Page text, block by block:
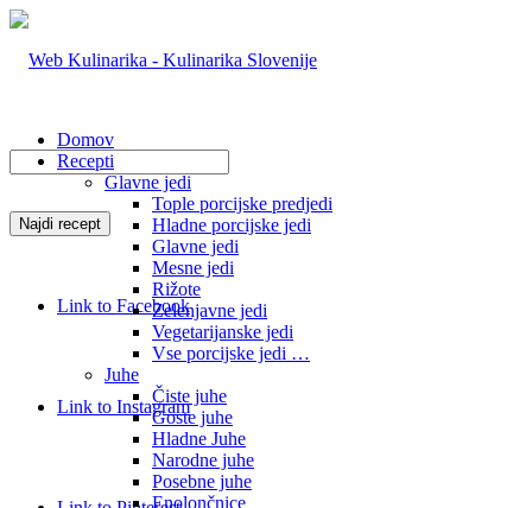
Link to Facebook
Link to Instagram
Domov
Recepti
Glavne jedi
Tople porcijske predjedi
Hladne porcijske jedi
Glavne jedi
Mesne jedi
Rižote
Zelenjavne jedi
Vegetarijanske jedi
Vse porcijske jedi …
Juhe
Čiste juhe
Goste juhe
Hladne Juhe
Narodne juhe
Posebne juhe
Enolončnice